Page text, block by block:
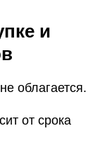
и
облагается.
от срока